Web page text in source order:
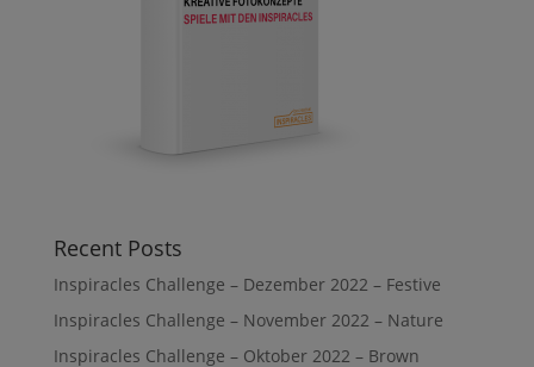
Recent Posts
Inspiracles Challenge – Dezember 2022 – Festive
Inspiracles Challenge – November 2022 – Nature
Inspiracles Challenge – Oktober 2022 – Brown